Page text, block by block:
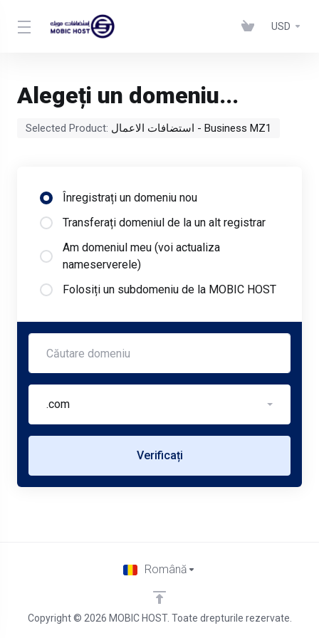
USD
Alegeți un domeniu...
Selected Product: استضافات الاعمال - Business MZ1
Înregistrați un domeniu nou
Transferați domeniul de la un alt registrar
Am domeniul meu (voi actualiza
nameserverele)
Folosiți un subdomeniu de la MOBIC HOST
.com
Verificați
Copyright © 2026 MOBIC HOST. Toate drepturile rezervate.
Română